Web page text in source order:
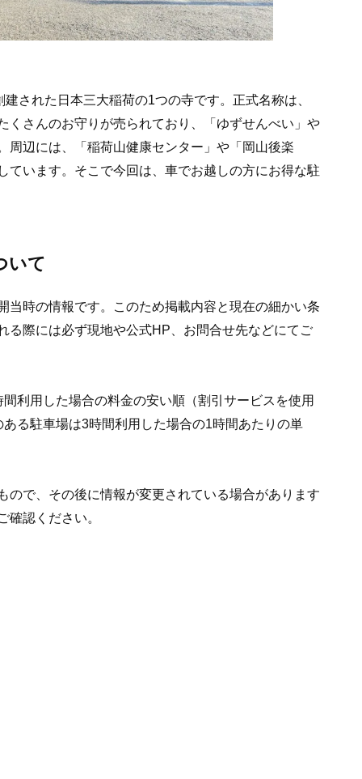
された日本三大稲荷の1つの寺です。正式名称は、
くさんのお守りが売られており、「ゆずせんべい」や
周辺には、「稲荷山健康センター」や「岡山後楽
ています。そこで今回は、車でお越しの方にお得な駐
いて
当時の情報です。このため掲載内容と現在の細かい条
る際には必ず現地や公式HP、お問合せ先などにてご
利用した場合の料金の安い順（割引サービスを使用
る駐車場は3時間利用した場合の1時間あたりの単
ので、その後に情報が変更されている場合があります
認ください。